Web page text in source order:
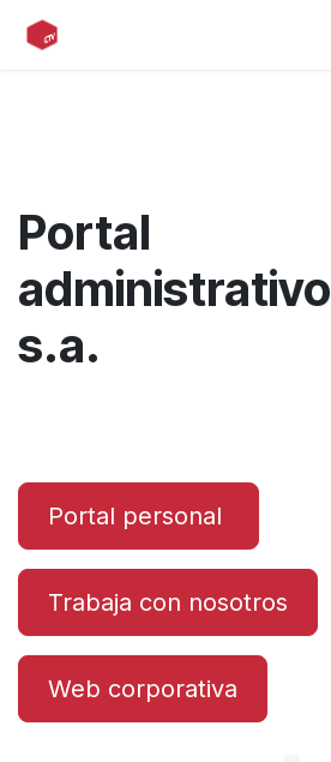
Ir al contenido
Portal
s.a.
Portal personal
Trabaja con nosotros
Web corporativa